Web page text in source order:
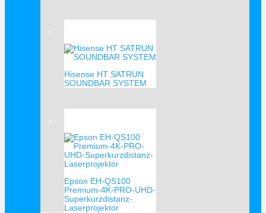
Hisense HT SATRUN
SOUNDBAR SYSTEM
Epson EH-QS100
Premium-4K-PRO-UHD-
Superkurzdistanz-
Laserprojektor